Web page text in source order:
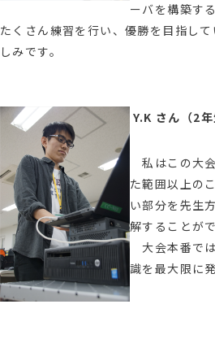
ーバを構築す
たくさん練習を行い、優勝を目指し
しみです。
Y.K さん（2
私はこの大
た範囲以上の
い部分を先生
解することが
大会本番で
識を最大限に